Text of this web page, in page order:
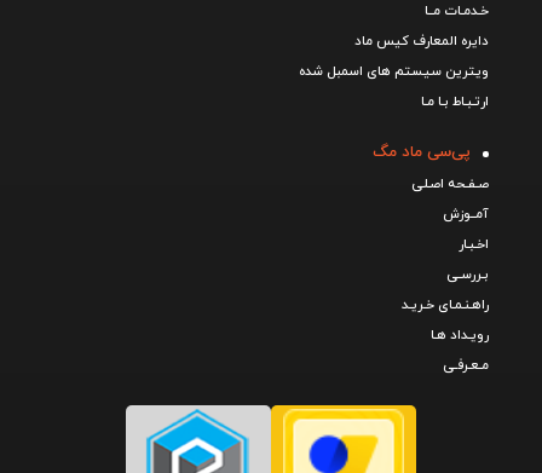
خـدمـات مــا
دایره المعارف کیس ماد
ویترین سیستم های اسمبل شده
ارتـبـاط بـا مـا
پی‌سی ماد مگ
صـفـحه اصـلی
آمــوزش
اخـبـار
بـررسـی
راهـنـمـای خـریـد
رویـداد هـا
مـعـرفـی